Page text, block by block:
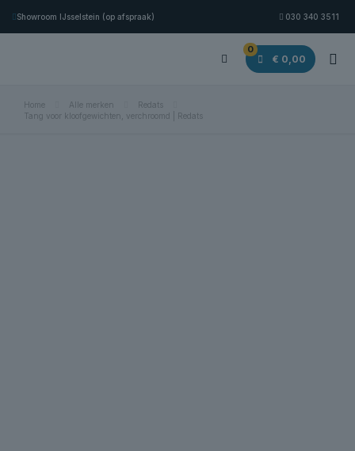
Showroom IJsselstein (op afspraak) 030 340 3511
0
€ 0,00
Home Alle merken
Redats
Tang voor kloofgewichten, verchroomd | Redats